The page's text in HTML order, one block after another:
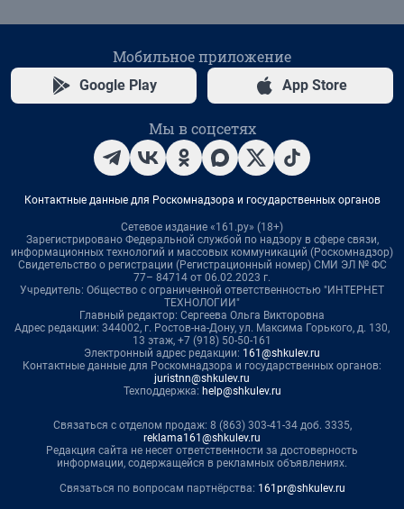
Мобильное приложение
Google Play App Store
Мы в соцсетях
Контактные данные для Роскомнадзора и государственных органов
Сетевое издание «161.ру» (18+)
Зарегистрировано Федеральной службой по надзору в сфере связи,
информационных технологий и массовых коммуникаций (Роскомнадзор)
Свидетельство о регистрации (Регистрационный номер) СМИ ЭЛ № ФС
77– 84714 от 06.02.2023 г.
Учредитель: Общество с ограниченной ответственностью "ИНТЕРНЕТ
ТЕХНОЛОГИИ"
Главный редактор: Сергеева Ольга Викторовна
Адрес редакции: 344002, г. Ростов-на-Дону, ул. Максима Горького, д. 130,
13 этаж, +7 (918) 50-50-161
Электронный адрес редакции: 161@shkulev.ru
Контактные данные для Роскомнадзора и государственных органов:
juristnn@shkulev.ru
Техподдержка: help@shkulev.ru
Связаться с отделом продаж: 8 (863) 303-41-34 доб. 3335,
reklama161@shkulev.ru
Редакция сайта не несет ответственности за достоверность
информации, содержащейся в рекламных объявлениях.
Связаться по вопросам партнёрства: 161pr@shkulev.ru